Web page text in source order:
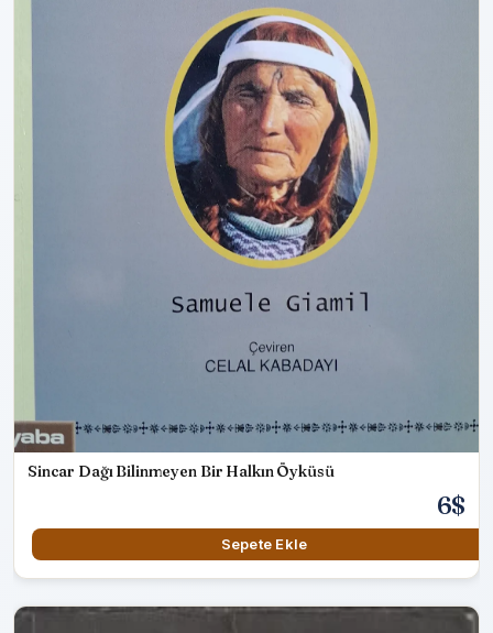
Sincar Dağı Bilinmeyen Bir Halkın Öyküsü
6$
Sepete Ekle